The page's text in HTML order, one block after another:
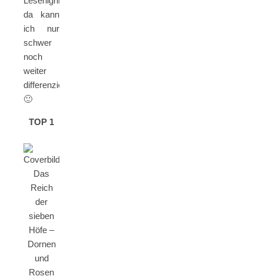
da kann
ich nur
schwer
noch
weiter
differenzieren
🙂
TOP 1